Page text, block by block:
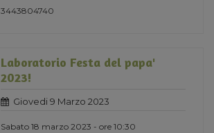
3443804740
Laboratorio Festa del papa'
2023!
Giovedi 9 Marzo 2023
Sabato 18 marzo 2023 - ore 10:30